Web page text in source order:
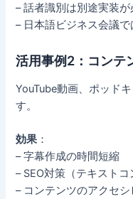
– 話者識別は別途実装が
– 日本語ビジネス会議で
活用事例2：コンテ
YouTube動画、ポッド
す。
効果 ：
– 字幕作成の時間短縮
– SEO対策（テキストコ
– コンテンツのアクセ